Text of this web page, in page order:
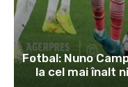
Fotbal: Nuno
la cel mai înalt